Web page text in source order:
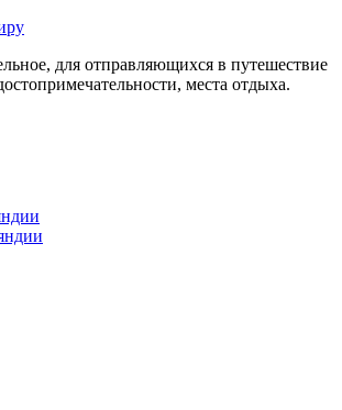
для отправляющихся в путешествие
места отдыха.